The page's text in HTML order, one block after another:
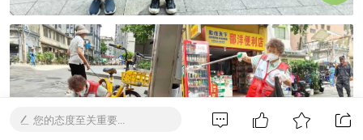
您的态度至关重要...